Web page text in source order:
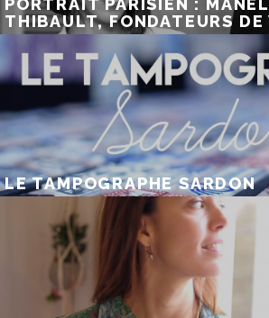
PORTRAIT PARISIEN :
THIBAULT, FONDATEURS DE
LE TAMPOGRAPHE SARDON